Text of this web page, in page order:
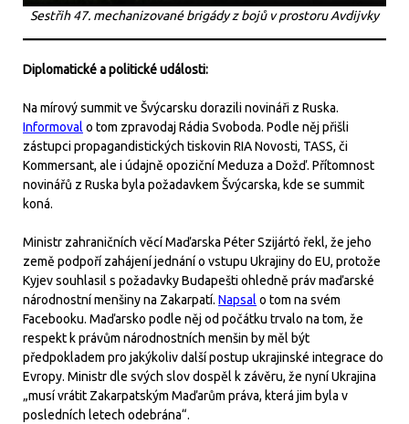
Sestřih 47. mechanizované brigády z bojů v prostoru Avdijvky
Diplomatické a politické události:
Na mírový summit ve Švýcarsku dorazili novináři z Ruska.
Informoval o tom zpravodaj Rádia Svoboda. Podle něj přišli
zástupci propagandistických tiskovin RIA Novosti, TASS, či
Kommersant, ale i údajně opoziční Meduza a Dožď. Přítomnost
novinářů z Ruska byla požadavkem Švýcarska, kde se summit
koná.
Ministr zahraničních věcí Maďarska Péter Szijártó řekl, že jeho
země podpoří zahájení jednání o vstupu Ukrajiny do EU, protože
Kyjev souhlasil s požadavky Budapešti ohledně práv maďarské
národnostní menšiny na Zakarpatí. Napsal o tom na svém
Facebooku. Maďarsko podle něj od počátku trvalo na tom, že
respekt k právům národnostních menšin by měl být
předpokladem pro jakýkoliv další postup ukrajinské integrace do
Evropy. Ministr dle svých slov dospěl k závěru, že nyní Ukrajina
„musí vrátit Zakarpatským Maďarům práva, která jim byla v
posledních letech odebrána“.